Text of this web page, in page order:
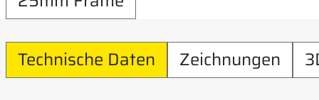
Technische Daten Zeichnungen